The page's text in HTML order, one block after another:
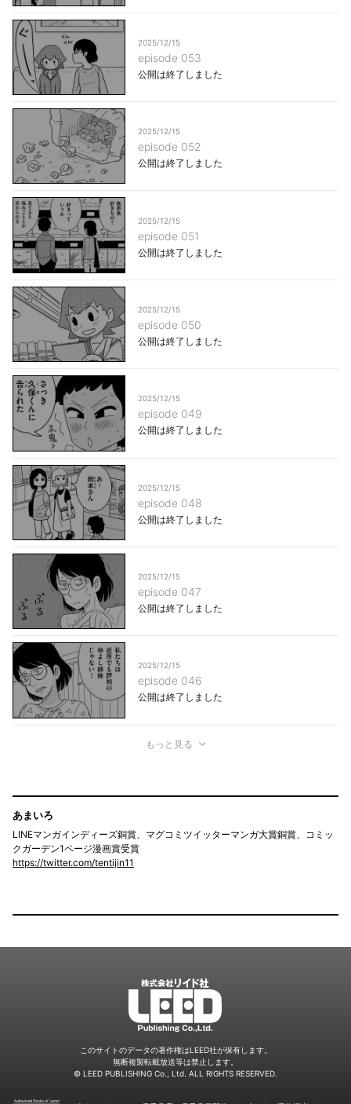
2025/12/15
episode 053
公開は終了しました
2025/12/15
episode 052
公開は終了しました
2025/12/15
episode 051
公開は終了しました
2025/12/15
episode 050
公開は終了しました
2025/12/15
episode 049
公開は終了しました
2025/12/15
episode 048
公開は終了しました
2025/12/15
episode 047
公開は終了しました
2025/12/15
episode 046
公開は終了しました
もっと見る
あまいろ
LINEマンガインディーズ銅賞、マグコミツイッターマンガ大賞銅賞、コミッ
クガーデン1ページ漫画賞受賞
https://twitter.com/tentijin11
LEED
このサイトのデータの著作権はLEED社が保有します。
無断複製転載放送等は禁止します。
© LEED PUBLISHING Co., Ltd. ALL RIGHTS RESERVED.